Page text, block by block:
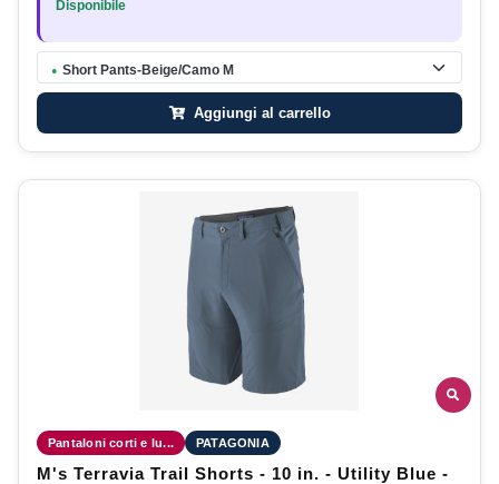
Disponibile
● Short Pants-Beige/Camo M
Aggiungi al carrello
Pantaloni corti e lu... PATAGONIA
M's Terravia Trail Shorts - 10 in. - Utility Blue -